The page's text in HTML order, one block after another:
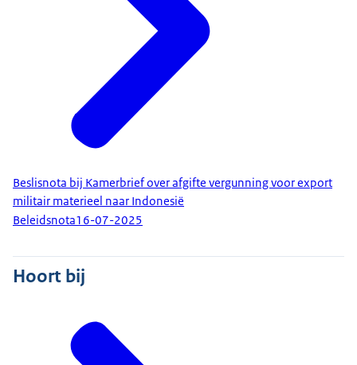
Beslisnota bij Kamerbrief over afgifte vergunning voor export
militair materieel naar Indonesië
Beleidsnota16-07-2025
Hoort bij